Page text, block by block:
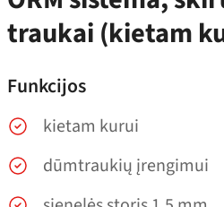
traukai (kietam
Funkcijos
kietam kurui
dūmtraukių įrengimui